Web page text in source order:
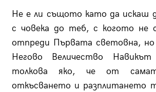
Не е ли същото като да искаш
с човека до теб, с когото не
отпреди Първата световна,
Негово Величество
толкова яко, че от
откъсването и разплитането